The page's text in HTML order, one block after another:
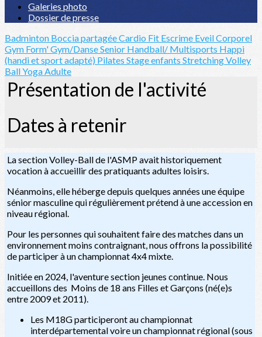
Galeries photo
Dossier de presse
Badminton Boccia partagéeCardio Fit Escrime Eveil Corporel
Gym Form'Gym/Danse Senior Handball/ Multisports Happi
(handi et sport adapté) Pilates Stage enfants StretchingVolley
BallYoga Adulte
Présentation de l'activité
Dates à retenir
La section Volley-Ball de l'ASMP avait historiquement
vocation à accueillir des pratiquants adultes loisirs.
Néanmoins, elle héberge depuis quelques années une équipe
sénior masculine qui régulièrement prétend à une accession en
niveau régional.
Pour les personnes qui souhaitent faire des matches dans un
environnement moins contraignant, nous offrons la possibilité
de participer à un championnat 4x4 mixte.
Initiée en 2024, l'aventure section jeunes continue. Nous
accueillons des Moins de 18 ans Filles et Garçons (né(e)s
entre 2009 et 2011).
Les M18G participeront au championnat
interdépartemental voire un championnat régional (sous